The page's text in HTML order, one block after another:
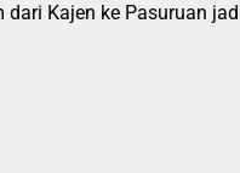
Kajen ke Pasuruan